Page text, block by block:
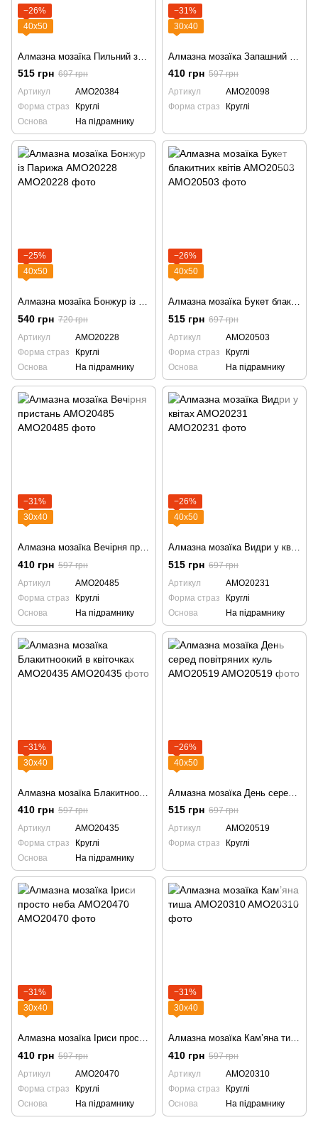
−26%
40х50
515 грн 697 грн
Артикул
AMO20384
Форма страз
Круглі
Основа
На підрамнику
−31%
30х40
410 грн 597 грн
Артикул
AMO20098
Форма страз
Круглі
−25%
40х50
Алмазна мозаїка Бонжур із Парижа AMO20228
540 грн 720 грн
Артикул
AMO20228
Форма страз
Круглі
Основа
На підрамнику
−26%
40х50
Алмазна мозаїка Букет блакитних квітів AMO20503
515 грн 697 грн
Артикул
AMO20503
Форма страз
Круглі
Основа
На підрамнику
−31%
30х40
410 грн 597 грн
Артикул
AMO20485
Форма страз
Круглі
Основа
На підрамнику
−26%
40х50
515 грн 697 грн
Артикул
AMO20231
Форма страз
Круглі
Основа
На підрамнику
−31%
30х40
410 грн 597 грн
Артикул
AMO20435
Форма страз
Круглі
Основа
На підрамнику
−26%
40х50
515 грн 697 грн
Артикул
AMO20519
Форма страз
Круглі
−31%
30х40
Алмазна мозаїка Іриси просто неба AMO20470
410 грн 597 грн
Артикул
AMO20470
Форма страз
Круглі
Основа
На підрамнику
−31%
30х40
Алмазна мозаїка Кам’яна тиша AMO20310
410 грн 597 грн
Артикул
AMO20310
Форма страз
Круглі
Основа
На підрамнику